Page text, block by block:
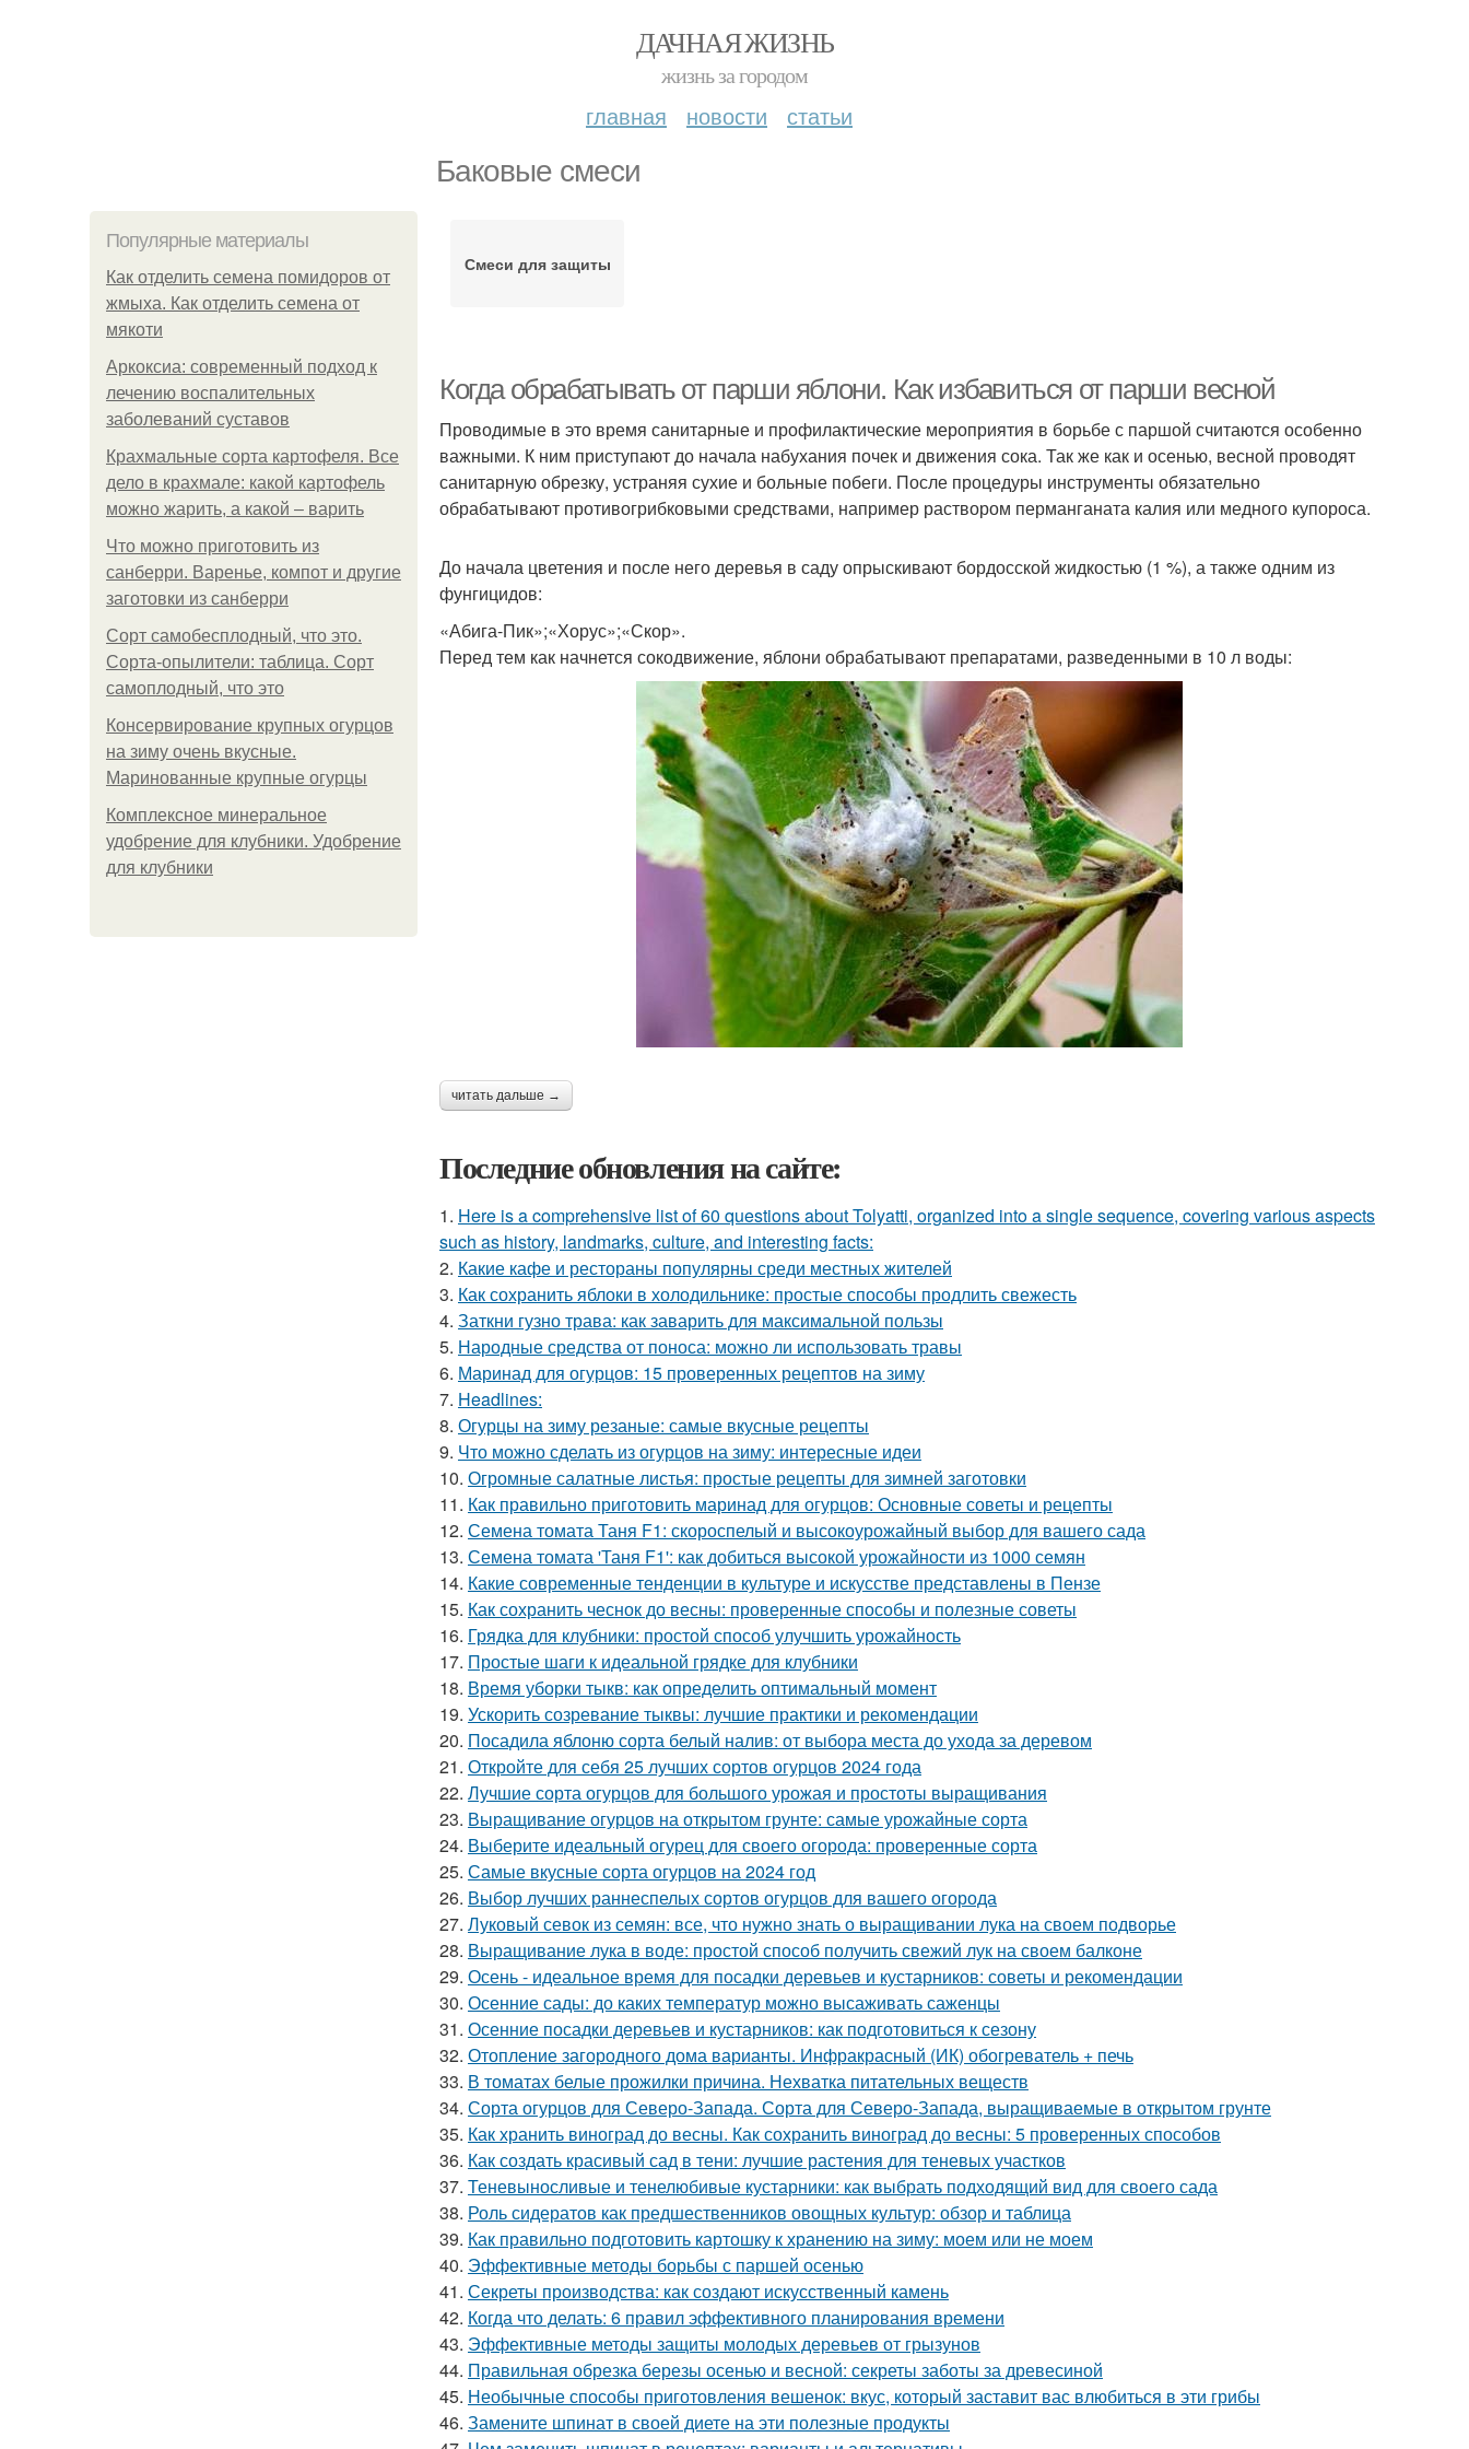
ДАЧНАЯ ЖИЗНЬ
жизнь за городом
главная новости статьи
Баковые смеси
Популярные материалы
Как отделить семена помидоров от
жмыха. Как отделить семена от
мякоти
Аркоксиа: современный подход к
лечению воспалительных
заболеваний суставов
Крахмальные сорта картофеля. Все
дело в крахмале: какой картофель
можно жарить, а какой – варить
Что можно приготовить из
санберри. Варенье, компот и другие
заготовки из санберри
Сорт самобесплодный, что это.
Сорта-опылители: таблица. Сорт
самоплодный, что это
Консервирование крупных огурцов
на зиму очень вкусные.
Маринованные крупные огурцы
Комплексное минеральное
удобрение для клубники. Удобрение
для клубники
Смеси для защиты
Когда обрабатывать от парши яблони. Как избавиться от парши весной
Проводимые в это время санитарные и профилактические мероприятия в борьбе с паршой считаются особенно
важными. К ним приступают до начала набухания почек и движения сока. Так же как и осенью, весной проводят
санитарную обрезку, устраняя сухие и больные побеги. После процедуры инструменты обязательно
обрабатывают противогрибковыми средствами, например раствором перманганата калия или медного купороса.
До начала цветения и после него деревья в саду опрыскивают бордосской жидкостью (1 %), а также одним из
фунгицидов:
«Абига-Пик»;«Хорус»;«Скор».
Перед тем как начнется сокодвижение, яблони обрабатывают препаратами, разведенными в 10 л воды:
читать дальше →
Последние обновления на сайте:
1. Here is a comprehensive list of 60 questions about Tolyatti, organized into a single sequence, covering various aspects
such as history, landmarks, culture, and interesting facts:
2. Какие кафе и рестораны популярны среди местных жителей
3. Как сохранить яблоки в холодильнике: простые способы продлить свежесть
4. Заткни гузно трава: как заварить для максимальной пользы
5. Народные средства от поноса: можно ли использовать травы
6. Маринад для огурцов: 15 проверенных рецептов на зиму
7. Headlines:
8. Огурцы на зиму резаные: самые вкусные рецепты
9. Что можно сделать из огурцов на зиму: интересные идеи
10. Огромные салатные листья: простые рецепты для зимней заготовки
11. Как правильно приготовить маринад для огурцов: Основные советы и рецепты
12. Семена томата Таня F1: скороспелый и высокоурожайный выбор для вашего сада
13. Семена томата 'Таня F1': как добиться высокой урожайности из 1000 семян
14. Какие современные тенденции в культуре и искусстве представлены в Пензе
15. Как сохранить чеснок до весны: проверенные способы и полезные советы
16. Грядка для клубники: простой способ улучшить урожайность
17. Простые шаги к идеальной грядке для клубники
18. Время уборки тыкв: как определить оптимальный момент
19. Ускорить созревание тыквы: лучшие практики и рекомендации
20. Посадила яблоню сорта белый налив: от выбора места до ухода за деревом
21. Откройте для себя 25 лучших сортов огурцов 2024 года
22. Лучшие сорта огурцов для большого урожая и простоты выращивания
23. Выращивание огурцов на открытом грунте: самые урожайные сорта
24. Выберите идеальный огурец для своего огорода: проверенные сорта
25. Самые вкусные сорта огурцов на 2024 год
26. Выбор лучших раннеспелых сортов огурцов для вашего огорода
27. Луковый севок из семян: все, что нужно знать о выращивании лука на своем подворье
28. Выращивание лука в воде: простой способ получить свежий лук на своем балконе
29. Осень - идеальное время для посадки деревьев и кустарников: советы и рекомендации
30. Осенние сады: до каких температур можно высаживать саженцы
31. Осенние посадки деревьев и кустарников: как подготовиться к сезону
32. Отопление загородного дома варианты. Инфракрасный (ИК) обогреватель + печь
33. В томатах белые прожилки причина. Нехватка питательных веществ
34. Сорта огурцов для Северо-Запада. Сорта для Северо-Запада, выращиваемые в открытом грунте
35. Как хранить виноград до весны. Как сохранить виноград до весны: 5 проверенных способов
36. Как создать красивый сад в тени: лучшие растения для теневых участков
37. Теневыносливые и тенелюбивые кустарники: как выбрать подходящий вид для своего сада
38. Роль сидератов как предшественников овощных культур: обзор и таблица
39. Как правильно подготовить картошку к хранению на зиму: моем или не моем
40. Эффективные методы борьбы с паршей осенью
41. Секреты производства: как создают искусственный камень
42. Когда что делать: 6 правил эффективного планирования времени
43. Эффективные методы защиты молодых деревьев от грызунов
44. Правильная обрезка березы осенью и весной: секреты заботы за древесиной
45. Необычные способы приготовления вешенок: вкус, который заставит вас влюбиться в эти грибы
46. Замените шпинат в своей диете на эти полезные продукты